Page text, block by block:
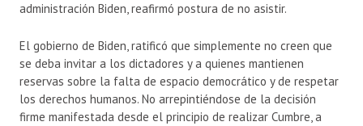
administración Biden, reafirmó postura de no asistir.
El gobierno de Biden, ratificó que simplemente no creen que
se deba invitar a los dictadores y a quienes mantienen
reservas sobre la falta de espacio democrático y de respetar
los derechos humanos. No arrepintiéndose de la decisión
firme manifestada desde el principio de realizar Cumbre, a